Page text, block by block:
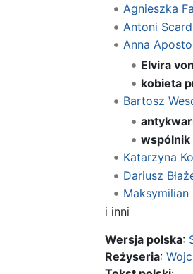
Agnieszka
Antoni
Anna
Elvira
kobieta
Bartosz
wspólnik
Katarzyna
Dariusz
Maksymilian
i inni
Wersja polska:
Reżyseria: